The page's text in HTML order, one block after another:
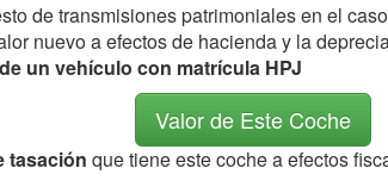
de transmisiones patrimoniales en el
nuevo a efectos de hacienda y la
un vehículo con matrícula HPJ
Valor de Este Coche
tasación que tiene este coche a efectos